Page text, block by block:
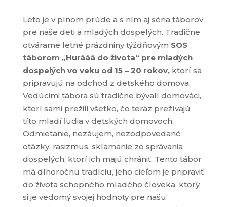
Leto je v plnom prúde a s ním aj séria táborov
pre naše deti a mladých dospelých. Tradične
otvárame letné prázdniny týždňovým SOS
táborom „Hurááá do života“ pre mladých
dospelých vo veku od 15 – 20 rokov,ktorí sa
pripravujú na odchod z detského domova.
Vedúcimi tábora sú tradične bývalí domováci,
ktorí sami prežili všetko, čo teraz prežívajú
títo mladí ľudia v detských domovoch.
Odmietanie, nezáujem, nezodpovedané
otázky, rasizmus, sklamanie zo správania
dospelých, ktorí ich majú chrániť. Tento tábor
má dlhoročnú tradíciu, jeho cieľom je pripraviť
do života schopného mladého človeka, ktorý
si je vedomý svojej hodnoty pre našu